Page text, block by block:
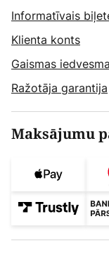
Informatīvais
Klienta konts
Gaismas iedvesma
Ražotāja garantija
Maksājumu